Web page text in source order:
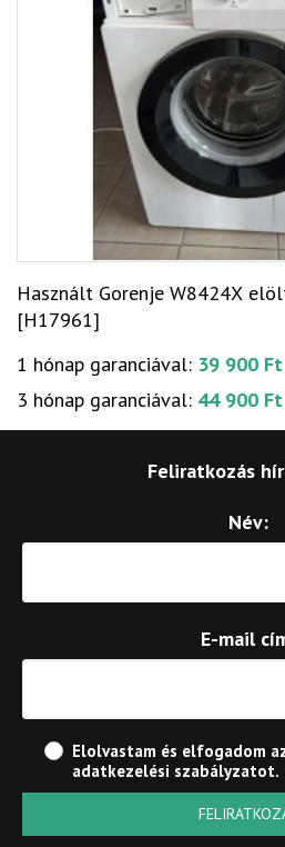
Használt Gorenje W8424X
[H17961]
1 hónap garanciával: 39 900 Ft
3 hónap garanciával: 44 900 Ft
Feliratkozás
Név:
E-mail
Elolvastam és elfogadom
adatkezelési szabályzatot.